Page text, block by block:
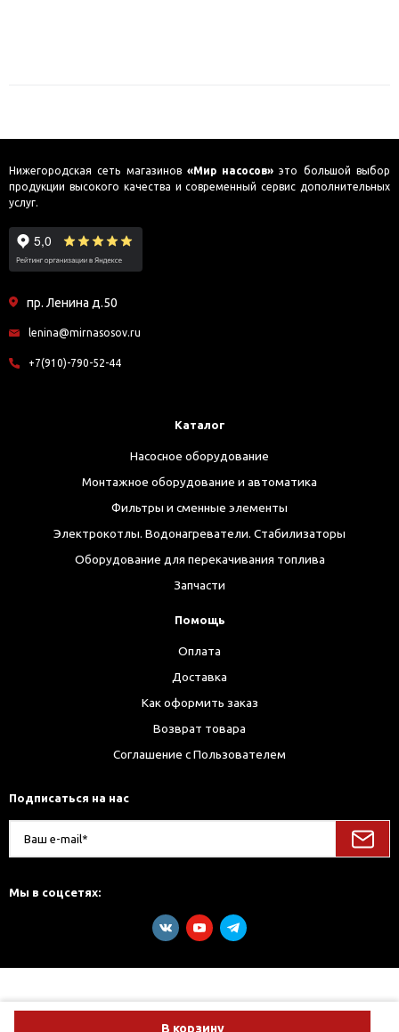
В корзину
Нижегородская сеть магазинов «Мир насосов» это большой выбор
продукции высокого качества и современный сервис дополнительных
услуг.
пр. Ленина д.50
lenina@mirnasosov.ru
+7(910)-790-52-44
Каталог
Насосное оборудование
Монтажное оборудование и автоматика
Фильтры и сменные элементы
Электрокотлы. Водонагреватели. Стабилизаторы
Оборудование для перекачивания топлива
Запчасти
Помощь
Оплата
Доставка
Как оформить заказ
Возврат товара
Соглашение с Пользователем
Подписаться на нас
Мы в соцсетях: